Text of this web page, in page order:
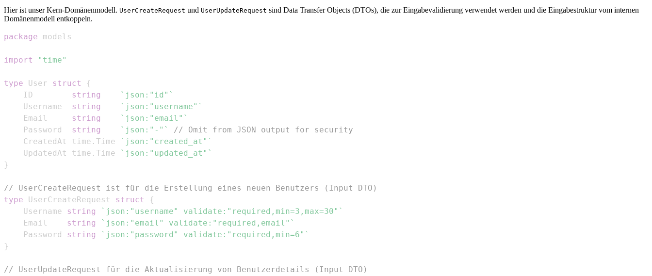
Hier ist unser Kern-Domänenmodell. UserCreateRequest und UserUpdateRequest sind Data Transfer Objects (DTOs), die zur Eingabevalidierung verwendet werden und die Eingabestruktur vom internen
Domänenmodell entkoppeln.
package
import "time"
type User struct
{
	ID
string
`json:"id"`
	Username
string
`json:"username"`
	Email
string
`json:"email"`
	Password
string `json:"-"`
// Omit from JSON output for security
	CreatedAt time
. Time
`json:"created_at"`
	UpdatedAt time
. Time
`json:"updated_at"`
}
// UserCreateRequest ist für die Erstellung eines neuen Benutzers (Input DTO)
type UserCreateRequest struct
{
	Username
string
`json:"username" validate:"required,min=3,max=30"`
	Email
string
`json:"email" validate:"required,email"`
	Password
string
`json:"password" validate:"required,min=6"`
}
// UserUpdateRequest für die Aktualisierung von Benutzerdetails (Input DTO)